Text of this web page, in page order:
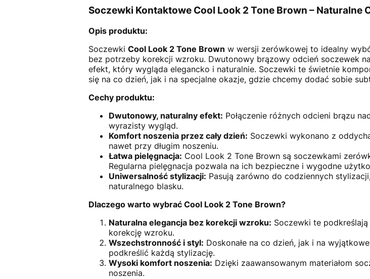
Soczewki Kontaktowe Cool Look 2 Tone Brown – Naturalne
Opis produktu:
Soczewki Cool Look 2 Tone Brown w wersji zerówkowej to idealny
bez potrzeby korekcji wzroku. Dwutonowy brązowy odcień soczewek
efekt, który wygląda elegancko i naturalnie. Soczewki te świetnie
się na co dzień, jak i na specjalne okazje, gdzie chcemy dodać sobie
Cechy produktu:
Dwutonowy, naturalny efekt: Połączenie różnych odcieni brązu
wyrazisty wygląd.
Komfort noszenia przez cały dzień: Soczewki wykonano z
nawet przy długim noszeniu.
Łatwa pielęgnacja: Cool Look 2 Tone Brown są soczewkami
Regularna pielęgnacja pozwala na ich bezpieczne i wygodne
Uniwersalność stylizacji: Pasują zarówno do codziennych
naturalnego blasku.
Dlaczego warto wybrać Cool Look 2 Tone Brown?
Naturalna elegancja bez korekcji wzroku: Soczewki te
korekcję wzroku.
Wszechstronność i styl: Doskonałe na co dzień, jak i na
podkreślić każdą stylizację.
Wysoki komfort noszenia: Dzięki zaawansowanym materiałom
noszenia.